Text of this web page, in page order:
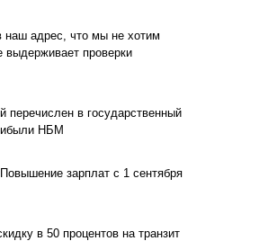
наш адрес, что мы не хотим
выдерживает проверки
перечислен в государственный
НБМ
зарплат с 1 сентября
в 50 процентов на транзит